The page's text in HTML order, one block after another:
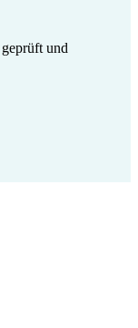
und